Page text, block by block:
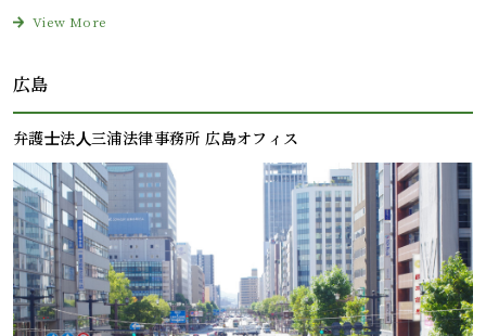
View More
広島
弁護⼠法⼈三浦法律事務所 広島オフィス